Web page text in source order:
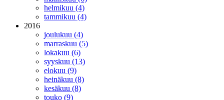
helmikuu (4)
tammikuu (4)
2016
joulukuu (4)
marraskuu (5)
lokakuu (6)
syyskuu (13)
elokuu (9)
heinäkuu (8)
kesäkuu (8)
touko (9)